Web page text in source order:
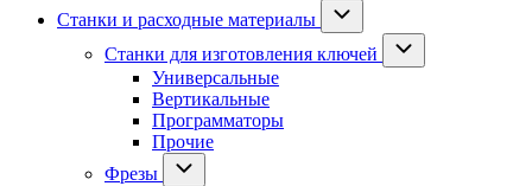
Станки и расходные материалы
Станки для изготовления ключей
Универсальные
Вертикальные
Программаторы
Прочие
Фрезы